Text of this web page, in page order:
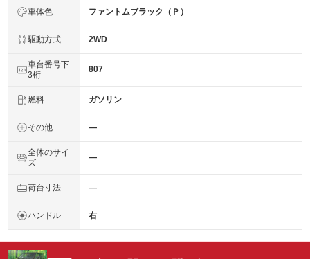
車体色 ファントムブラック（Ｐ）
駆動方式 2WD
車台番号下
3桁
807
燃料 ガソリン
その他 ―
全体のサイ
ズ
―
荷台寸法 ―
ハンドル 右